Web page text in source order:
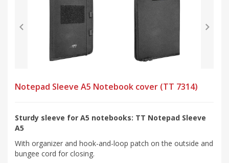
Notepad Sleeve A5 Notebook cover (TT 7314)
Sturdy sleeve for A5 notebooks: TT Notepad Sleeve
A5
With organizer and hook-and-loop patch on the outside and
bungee cord for closing.